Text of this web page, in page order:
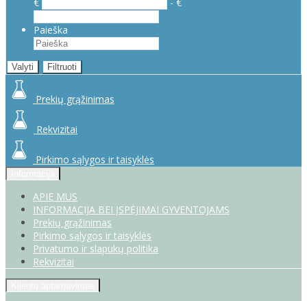
Paieška
Valyti Filtruoti
Prekių grąžinimas
Rekvizitai
Pirkimo sąlygos ir taisyklės
APIE MUS
INFORMACIJA BEI ĮSPĖJIMAI GYVENTOJAMS
Prekių grąžinimas
Pirkimo sąlygos ir taisyklės
Privatumo ir slapukų politika
Rekvizitai